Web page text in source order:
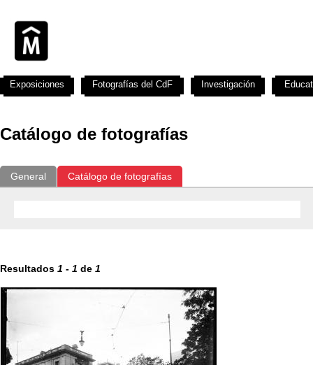
Catálogo de fotografías
General Catálogo de fotografías
Resultados 1 - 1 de 1
Exposiciones Fotografías del CdF Investigación